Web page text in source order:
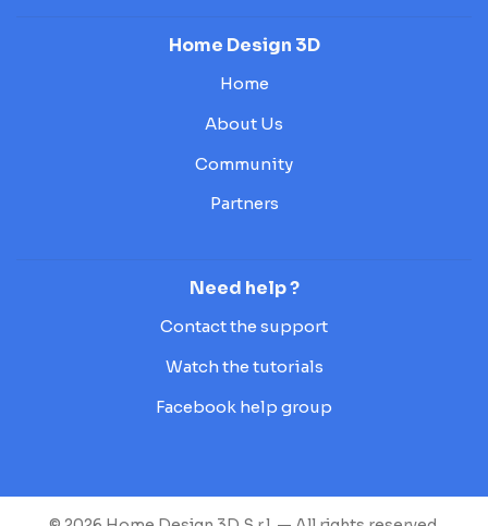
Home Design 3D
Home
About Us
Community
Partners
Need help ?
Contact the support
Watch the tutorials
Facebook help group